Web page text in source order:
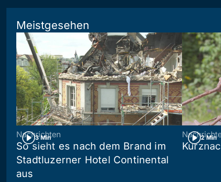
Meistgesehen
3 Min
Nachrichten
So sieht es nach dem Brand im
Stadtluzerner Hotel Continental
aus
2 Min